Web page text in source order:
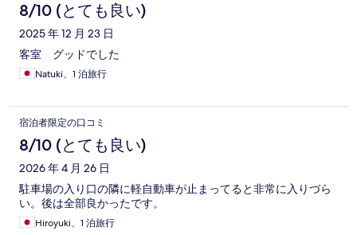
8/10 (とても良い)
2025 年 12 月 23 日
客室 グッドでした
Natuki、1 泊旅行
宿泊者限定の口コミ
8/10 (とても良い)
2026 年 4 月 26 日
駐車場の入り口の隣に軽自動車が止まってると非常に入りづら
い。後は全部良かったです。
Hiroyuki、1 泊旅行